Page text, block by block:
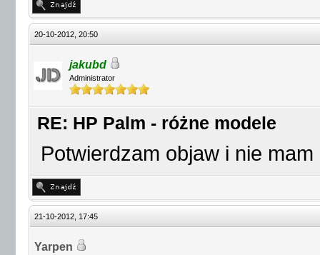
20-10-2012, 20:50
jakubd
Administrator
RE: HP Palm - różne modele
Potwierdzam objaw i nie
21-10-2012, 17:45
Yarpen